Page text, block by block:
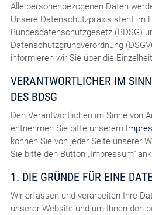
Alle personenbezogenen Daten
Unsere Datenschutzpraxis steht im
Bundesdatenschutzgesetz (BDSG)
Datenschutzgrundverordnung
informieren wir Sie über die
VERANTWORTLICHER IM
DES BDSG
Den Verantwortlichen im Sinne von
entnehmen Sie bitte unserem
können Sie von jeder Seite unserer
Sie bitte den Button „Impressum“
1. DIE GRÜNDE FÜR EINE
Wir erfassen und verarbeiten Ihre
unserer Website und um Ihnen den